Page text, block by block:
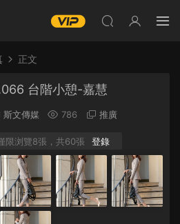
正文
台階小憩-嘉慧
斯文傳媒 786 推廣
限浏覽8張，共60張 登錄